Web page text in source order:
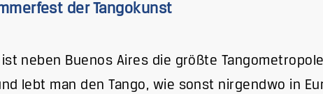
der Tangokunst
neben Buenos Aires die größte
lebt man den Tango, wie sonst nirgendwo in